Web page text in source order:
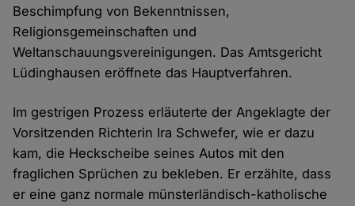
Beschimpfung von Bekenntnissen,
Religionsgemeinschaften und
Weltanschauungsvereinigungen. Das Amtsgericht
Lüdinghausen eröffnete das Hauptverfahren.
Im gestrigen Prozess erläuterte der Angeklagte der
Vorsitzenden Richterin Ira Schwefer, wie er dazu
kam, die Heckscheibe seines Autos mit den
fraglichen Sprüchen zu bekleben. Er erzählte, dass
er eine ganz normale münsterländisch-katholische